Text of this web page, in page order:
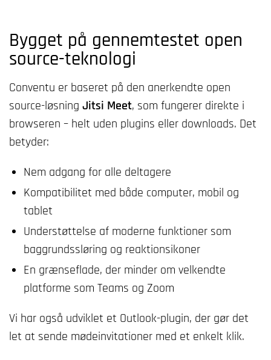
Bygget på gennemtestet open
source-teknologi
Conventu er baseret på den anerkendte open
source-løsning Jitsi Meet, som fungerer direkte i
browseren – helt uden plugins eller downloads. Det
betyder:
Nem adgang for alle deltagere
Kompatibilitet med både computer, mobil og
tablet
Understøttelse af moderne funktioner som
baggrundssløring og reaktionsikoner
En grænseflade, der minder om velkendte
platforme som Teams og Zoom
Vi har også udviklet et Outlook-plugin, der gør det
let at sende mødeinvitationer med et enkelt klik.